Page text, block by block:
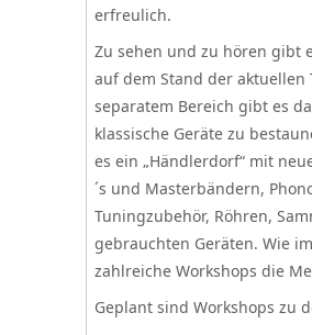
erfreulich.
Zu sehen und zu hören gibt
auf dem Stand der aktuellen
separatem Bereich gibt es
klassische Geräte zu
es ein „Händlerdorf“ mit
´s und Masterbändern,
Tuningzubehör, Röhren,
gebrauchten Geräten. Wie
zahlreiche Workshops die
Geplant sind Workshops zu